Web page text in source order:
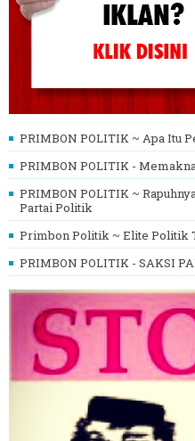
PRIMBON POLITIK ~ Apa Itu
PRIMBON POLITIK -
PRIMBON POLITIK ~
Partai Politik
Primbon Politik ~ Elite Politik
PRIMBON POLITIK - SAKSI